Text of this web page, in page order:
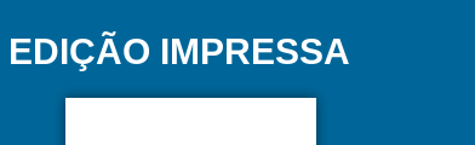
EDIÇÃO IMPRESSA